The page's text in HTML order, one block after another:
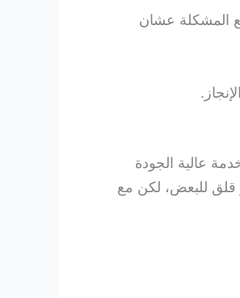
المشكلة عشان
عالية الجودة
قلق للبعض، لكن مع